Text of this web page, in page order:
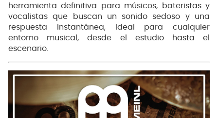
herramienta definitiva para músicos, bateristas y
vocalistas que buscan un sonido sedoso y una
respuesta instantánea, ideal para cualquier
entorno musical, desde el estudio hasta el
escenario.